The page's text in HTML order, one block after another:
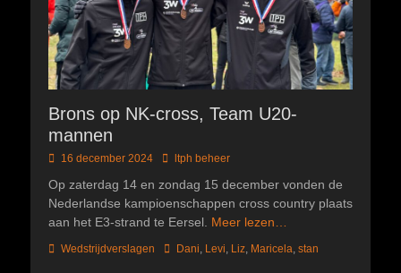
Brons op NK-cross, Team U20-
mannen
Geplaatst
16 december 2024 Authorltph beheer
Op zaterdag 14 en zondag 15 december vonden de
Nederlandse kampioenschappen cross country plaats
aan het E3-strand te Eersel. Meer lezen…
Categorieën
Wedstrijdverslagen TagsDani, Levi, Liz, Maricela, stan